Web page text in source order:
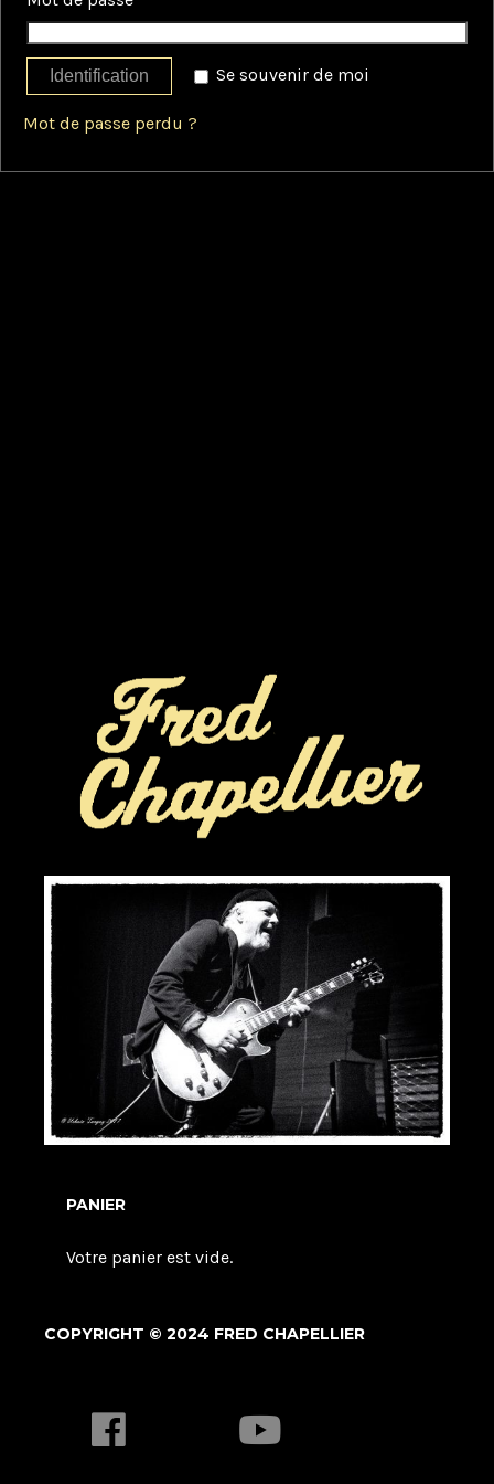
Se souvenir de moi
Identification
Mot de passe perdu ?
PANIER
Votre panier est vide.
COPYRIGHT © 2024 FRED CHAPELLIER